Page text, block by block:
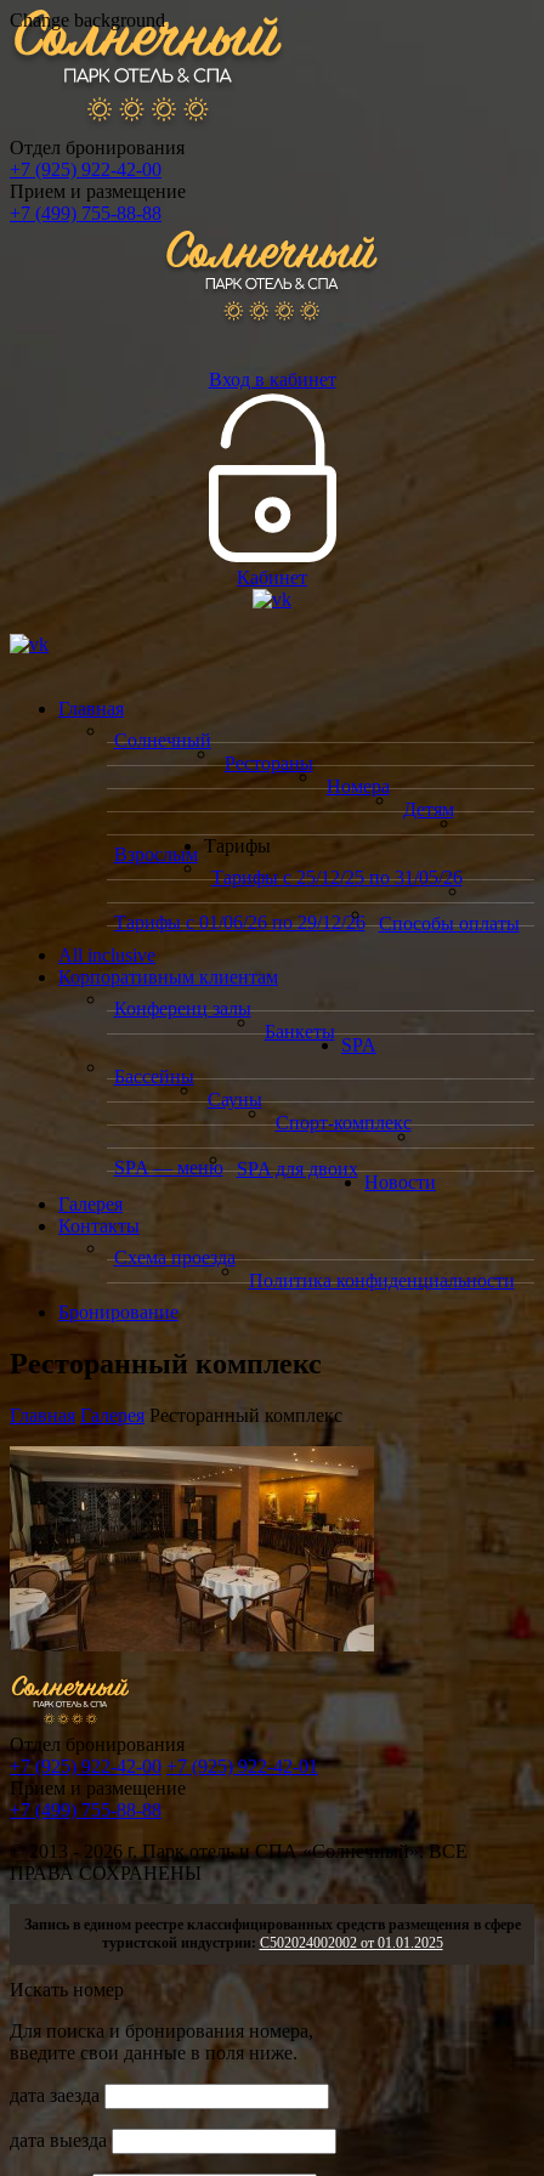
Change background
Отдел бронирования
+7 (925) 922-42-00
Прием и размещение
+7 (499) 755-88-88
Вход в кабинет
Кабинет
Главная
Солнечный
Рестораны
Номера
Детям
Взрослым Тарифы
Тарифы с 25/12/25 по 31/05/26
Тарифы с 01/06/26 по 29/12/26
Способы оплаты
All inclusive
Корпоративным клиентам
Конференц залы
Банкеты
SPA
Бассейны
Сауны
Спорт-комплекс
SPA — меню SPA для двоих
Новости
Галерея
Контакты
Схема проезда
Политика конфиденциальности
Бронирование
Ресторанный комплекс
Главная Галерея Ресторанный комплекс
Отдел бронирования
+7 (925) 922-42-00 +7 (925) 922-42-01
Прием и размещение
+7 (499) 755-88-88
© 2013 - 2026 г. Парк отель и СПА «Солнечный». ВСЕ
ПРАВА СОХРАНЕНЫ
Запись в едином реестре классифицированных средств размещения в сфере
туристской индустрии: С502024002002 от 01.01.2025
Искать номер
Для поиска и бронирования номера,
введите свои данные в поля ниже.
дата заезда
дата выезда